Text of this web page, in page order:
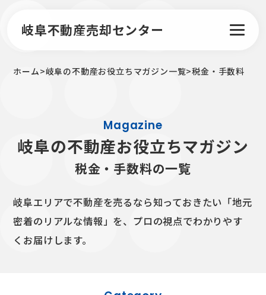
岐阜不動産売却センター
ホーム>岐阜の不動産お役立ちマガジン一覧>税金・手数料
Magazine
岐阜の不動産お役立ちマガジン
税金・手数料の一覧
岐阜エリアで不動産を売るなら知っておきたい「地元
密着のリアルな情報」を、 プロの視点でわかりやす
くお届けします。